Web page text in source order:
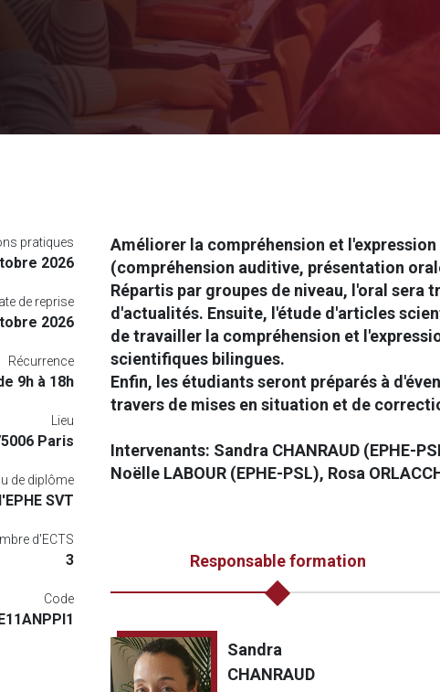
pratiques
2026
de reprise
2026
Récurrence
9h à 18h
Lieu
Paris
de diplôme
SVT
d'ECTS
3
Code
Améliorer la compréhension et
(compréhension auditive, présentation
Répartis par groupes de niveau, l'oral
d'actualités. Ensuite, l'étude d'articles
de travailler la compréhension et
scientifiques bilingues.
Enfin, les étudiants seront préparés à
travers de mises en situation et de
Intervenants: Sandra CHANRAUD (EPHE-
Noëlle LABOUR (EPHE-PSL), Rosa
Responsable formation
Sandra
CHANRAUD